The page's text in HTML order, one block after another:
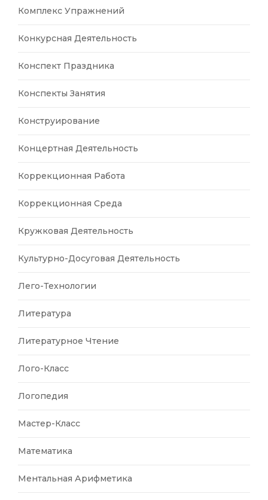
Комплекс Упражнений
Конкурсная Деятельность
Конспект Праздника
Конспекты Занятия
Конструирование
Концертная Деятельность
Коррекционная Работа
Коррекционная Среда
Кружковая Деятельность
Культурно-Досуговая Деятельность
Лего-Технологии
Литература
Литературное Чтение
Лого-Класс
Логопедия
Мастер-Класс
Математика
Ментальная Арифметика